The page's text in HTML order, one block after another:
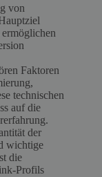
von
Faktoren
technischen
auf die
der
wichtige
die
Profils